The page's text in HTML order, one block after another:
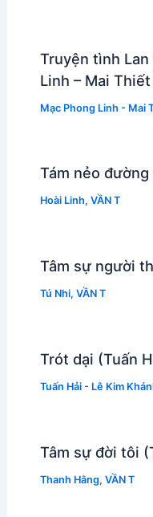
Truyện tình
Linh – Mai
Mạc Phong Linh - Mai
Tám nẻo
Hoài Linh, VẦN T
Tâm sự người
Tú Nhi, VẦN T
Trót dại (Tuấn
Tuấn Hải - Lê Kim
Tâm sự đời tôi
Thanh Hằng, VẦN T